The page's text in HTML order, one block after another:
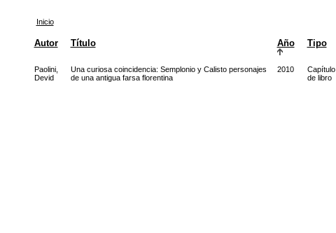
Inicio
Autor Título Año Tipo
Paolini,
Devid
Una curiosa coincidencia: Semplonio y Calisto personajes
de una antigua farsa florentina
2010
Capítulo
de libro